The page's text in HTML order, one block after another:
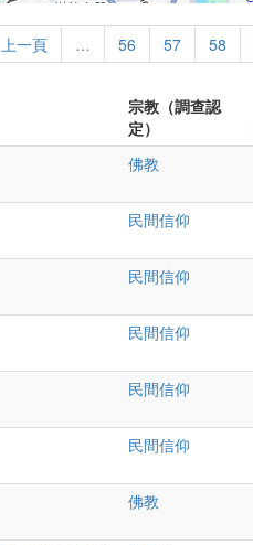
上一頁 … 56 57 58
宗教（調查認
定）
佛教
民間信仰
民間信仰
民間信仰
民間信仰
民間信仰
佛教